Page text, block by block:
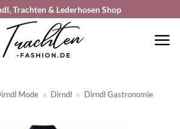
Trachten & Lederhosen Shop
Mode » Dirndl » Dirndl Gastronomie